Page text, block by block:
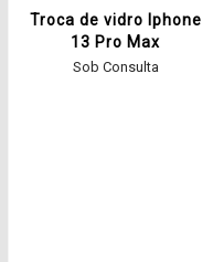
Troca de vidro Iphone
13 Pro Max
Sob Consulta